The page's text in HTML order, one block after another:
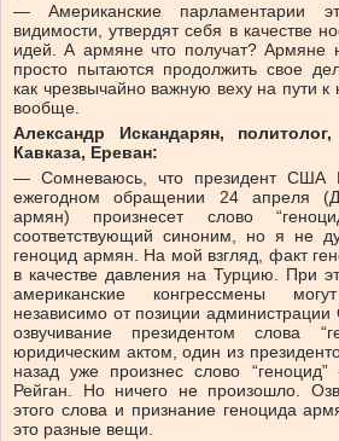
— Американские парламентарии
видимости, утвердят себя в качестве
идей. А армяне что получат? Армяне
просто пытаются продолжить свое
как чрезвычайно важную веху на пути
вообще.
Александр Искандарян,
Кавказа, Ереван:
— Сомневаюсь, что президент США
ежегодном обращении 24 апреля
армян) произнесет слово
соответствующий синоним, но я не
геноцид армян. На мой взгляд, факт
в качестве давления на Турцию. При
американские конгрессмены
независимо от позиции
озвучивание президентом слова
юридическим актом, один из
назад уже произнес слово
Рейган. Но ничего не произошло.
этого слова и признание геноцида
это разные вещи.